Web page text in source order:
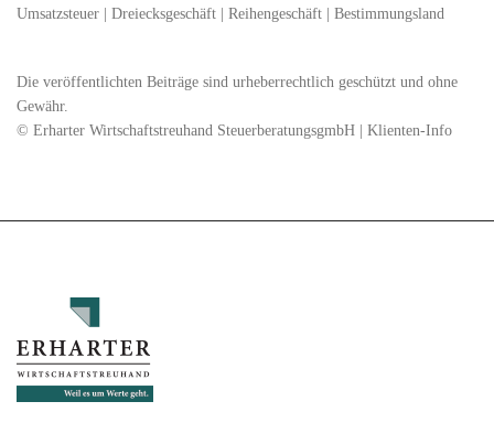
Umsatzsteuer | Dreiecksgeschäft | Reihengeschäft | Bestimmungsland
Die veröffentlichten Beiträge sind urheberrechtlich geschützt und ohne
Gewähr.
© Erharter Wirtschaftstreuhand SteuerberatungsgmbH | Klienten-Info